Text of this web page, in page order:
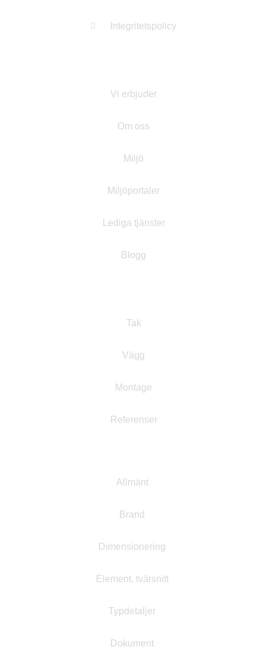
Integritetspolicy
Vi erbjuder
Om oss
Miljö
Miljöportaler
Lediga tjänster
Blogg
Tak
Vägg
Montage
Referenser
Allmänt
Brand
Dimensionering
Element, tvärsnitt
Typdetaljer
Dokument